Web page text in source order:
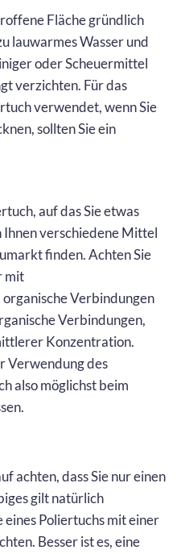
Fläche gründlich
lauwarmes Wasser und
oder Scheuermittel
verzichten. Für das
verwendet, wenn Sie
sollten Sie ein
auf das Sie etwas
verschiedene Mittel
finden. Achten Sie
mit
Verbindungen
Verbindungen,
Konzentration.
Verwendung des
also möglichst beim
achten, dass Sie nur einen
gilt natürlich
eines Poliertuchs mit einer
Besser ist es, eine